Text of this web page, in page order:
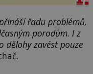
řadu problémů,
porodům. I z
dělohy zavést pouze